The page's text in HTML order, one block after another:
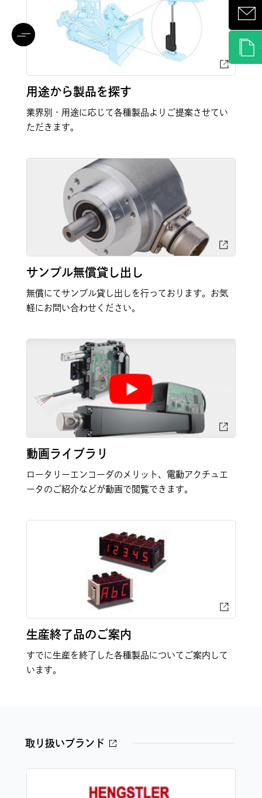
用途から製品を探す
業界別・用途に応じて各種製品よりご提案させてい
ただきます。
サンプル無償貸し出し
無償にてサンプル貸し出しを行っております。お気
軽にお問い合わせください。
動画ライブラリ
ロータリーエンコーダのメリット、電動アクチュエ
ータのご紹介などが動画で閲覧できます。
生産終了品のご案内
すでに生産を終了した各種製品についてご案内して
います。
取り扱いブランド